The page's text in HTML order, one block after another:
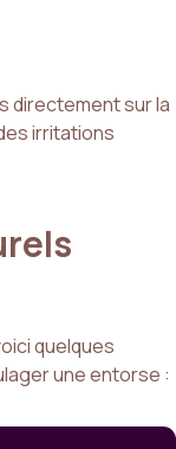
directement sur la
irritations
quelques
une entorse :